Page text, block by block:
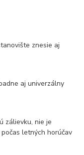
znesie aj
aj univerzálny
zálievku, nie je
letných horúčav